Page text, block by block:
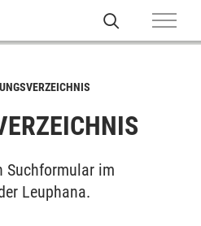
Suchformular im
Leuphana.